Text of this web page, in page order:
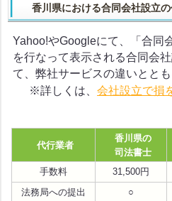
香川県における合同会社設立
Yahoo!やGoogleにて、「合
を行なって表示される合同会
て、弊社サービスの違いとと
※詳しくは、会社設立で損
代行業者
香川県の
司法書士
手数料
31,500円
法務局への提出
○